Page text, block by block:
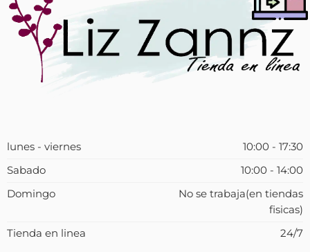
lunes - viernes
10:00 - 17:30
Sabado
10:00 - 14:00
Domingo
No se trabaja(en tiendas
fisicas)
Tienda en linea
24/7